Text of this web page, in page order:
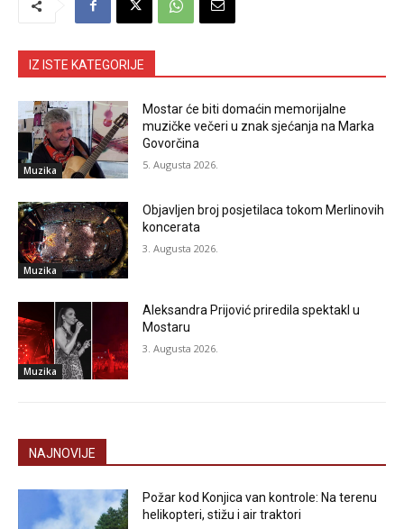
IZ ISTE KATEGORIJE
Muzika
Mostar će biti domaćin memorijalne
muzičke večeri u znak sjećanja na Marka
Govorčina
5. Augusta 2026.
Muzika
Objavljen broj posjetilaca tokom Merlinovih
koncerata
3. Augusta 2026.
Muzika
Aleksandra Prijović priredila spektakl u
Mostaru
3. Augusta 2026.
NAJNOVIJE
Požar kod Konjica van kontrole: Na terenu
helikopteri, stižu i air traktori